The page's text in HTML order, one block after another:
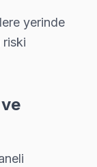
Son Söz
tamiri bu
36 — Arıza
yerinde
riski